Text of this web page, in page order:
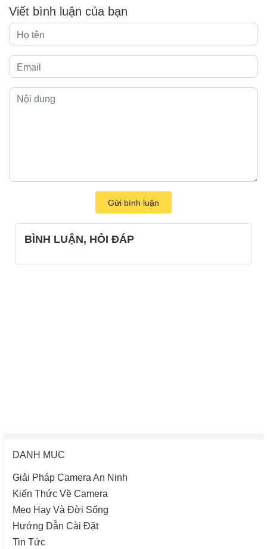
Viết bình luận của bạn
Gửi bình luận
BÌNH LUẬN, HỎI ĐÁP
DANH MỤC
Giải Pháp Camera An Ninh
Kiến Thức Về Camera
Mẹo Hay Và Đời Sống
Hướng Dẫn Cài Đặt
Tin Tức